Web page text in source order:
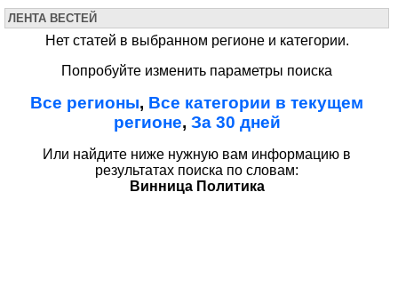
ЛЕНТА ВЕСТЕЙ
Нет статей в выбранном регионе и категории.
Попробуйте изменить параметры поиска
Все регионы, Все категории в текущем
регионе, За 30 дней
Или найдите ниже нужную вам информацию в
результатах поиска по словам:
Винница Политика